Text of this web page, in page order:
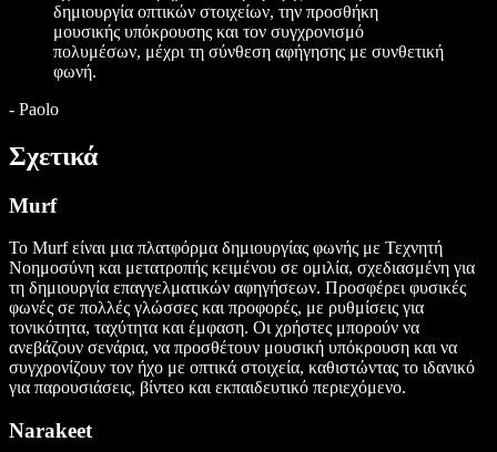
δημιουργία οπτικών στοιχείων, την προσθήκη
μουσικής υπόκρουσης και τον συγχρονισμό
πολυμέσων, μέχρι τη σύνθεση αφήγησης με συνθετική
φωνή.
- Paolo
Σχετικά
Murf
Το Murf είναι μια πλατφόρμα δημιουργίας φωνής με Τεχνητή
Νοημοσύνη και μετατροπής κειμένου σε ομιλία, σχεδιασμένη για
τη δημιουργία επαγγελματικών αφηγήσεων. Προσφέρει φυσικές
φωνές σε πολλές γλώσσες και προφορές, με ρυθμίσεις για
τονικότητα, ταχύτητα και έμφαση. Οι χρήστες μπορούν να
ανεβάζουν σενάρια, να προσθέτουν μουσική υπόκρουση και να
συγχρονίζουν τον ήχο με οπτικά στοιχεία, καθιστώντας το ιδανικό
για παρουσιάσεις, βίντεο και εκπαιδευτικό περιεχόμενο.
Narakeet